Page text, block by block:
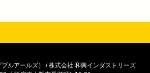
ブルアールズ） / 株式会社 和興インダストリーズ